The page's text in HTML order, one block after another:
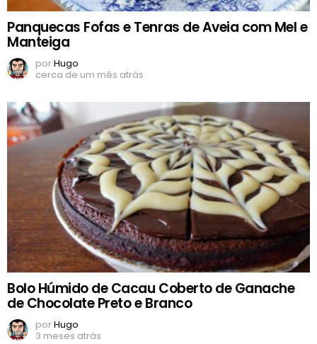
Panquecas Fofas e Tenras de Aveia com Mel e
Manteiga
porHugo
cerca de um mês atrás
Bolo Húmido de Cacau Coberto de Ganache
de Chocolate Preto e Branco
porHugo
3 meses atrás